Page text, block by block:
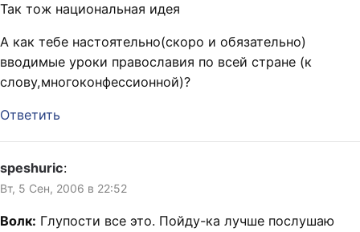
Так тож национальная идея
А как тебе настоятельно(скоро и обязательно)
вводимые уроки православия по всей стране (к
слову,многоконфессионной)?
Ответить
speshuric:
Вт, 5 Сен, 2006 в 22:52
Волк: Глупости все это. Пойду-ка лучше послушаю